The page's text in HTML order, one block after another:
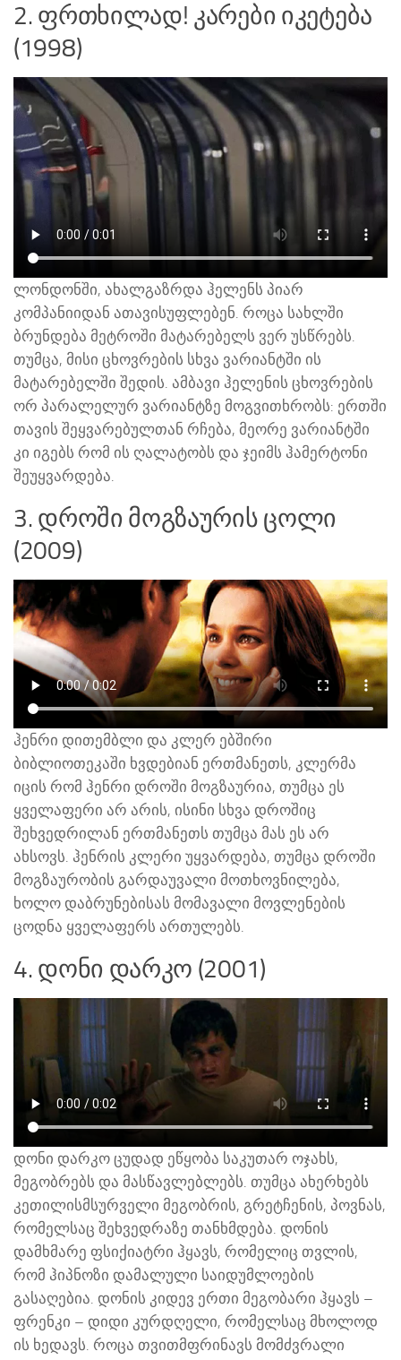
2. ფრთხილად! კარები იკეტება
(1998)
ლონდონში, ახალგაზრდა ჰელენს პიარ
კომპანიიდან ათავისუფლებენ. როცა სახლში
ბრუნდება მეტროში მატარებელს ვერ უსწრებს.
თუმცა, მისი ცხოვრების სხვა ვარიანტში ის
მატარებელში შედის. ამბავი ჰელენის ცხოვრების
ორ პარალელურ ვარიანტზე მოგვითხრობს: ერთში
თავის შეყვარებულთან რჩება, მეორე ვარიანტში
კი იგებს რომ ის ღალატობს და ჯეიმს ჰამერტონი
შეუყვარდება.
3. დროში მოგზაურის ცოლი
(2009)
ჰენრი დითემბლი და კლერ ებშირი
ბიბლიოთეკაში ხვდებიან ერთმანეთს, კლერმა
იცის რომ ჰენრი დროში მოგზაურია, თუმცა ეს
ყველაფერი არ არის, ისინი სხვა დროშიც
შეხვედრილან ერთმანეთს თუმცა მას ეს არ
ახსოვს. ჰენრის კლერი უყვარდება, თუმცა დროში
მოგზაურობის გარდაუვალი მოთხოვნილება,
ხოლო დაბრუნებისას მომავალი მოვლენების
ცოდნა ყველაფერს ართულებს.
4. დონი დარკო (2001)
დონი დარკო ცუდად ეწყობა საკუთარ ოჯახს,
მეგობრებს და მასწავლებლებს. თუმცა ახერხებს
კეთილისმსურველი მეგობრის, გრეტჩენის, პოვნას,
რომელსაც შეხვედრაზე თანხმდება. დონის
დამხმარე ფსიქიატრი ჰყავს, რომელიც თვლის,
რომ ჰიპნოზი დამალული საიდუმლოების
გასაღებია. დონის კიდევ ერთი მეგობარი ჰყავს –
ფრენკი – დიდი კურდღელი, რომელსაც მხოლოდ
ის ხედავს. როცა თვითმფრინავს მომძვრალი